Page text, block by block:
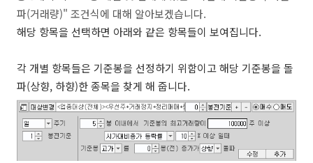
파(거래량)" 조건식에 대해 알아보겠습니다.
해당 항목을 선택하면 아래와 같은 항목들이 보여집니다.
각 개별 항목들은 기준봉을 선정하기 위함이고 해당 기준봉을 돌
파(상향, 하향)한 종목을 찾게 해 줍니다.